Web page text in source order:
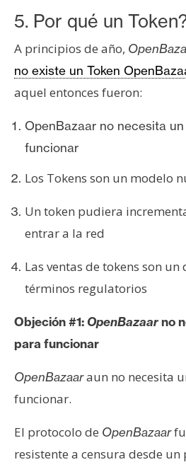
5. Por qué un
A principios de año,
no existe un Token
aquel entonces fueron:
OpenBazaar no necesita
funcionar
Los Tokens son un modelo
Un token pudiera
entrar a la red
Las ventas de tokens son un
términos regulatorios
Objeción #1:OpenBazaarno
para funcionar
OpenBazaaraun no necesita
funcionar.
El protocolo de OpenBazaar
resistente a censura desde